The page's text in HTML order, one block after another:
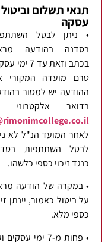
תנאי תשלום וביטול
עסקה
• ניתן לבטל
בסדנה בהודעה
בכתב וזאת עד 7
טרם מועדה המקורי
ההודעה יש למסור
בדואר אלקטרוני
לאחר המועד הנ"ל לא
לבטל השתתפות
כנגד זיכוי כספי כלשהו.
• במקרה של הודעה
על ביטול כאמור, יינתן
כספי מלא.
• פחות מ-7 ימי